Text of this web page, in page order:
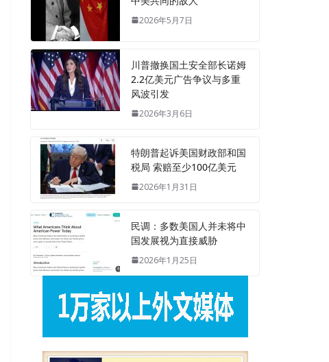
2026年5月7日
川普撤换国土安全部长诺姆
2.2亿美元广告争议与多重
风波引发
2026年3月6日
特朗普起诉美国财政部和国
税局 索赔至少100亿美元
2026年1月31日
民调：多数美国人并未将中
国发展视为直接威胁
2026年1月25日